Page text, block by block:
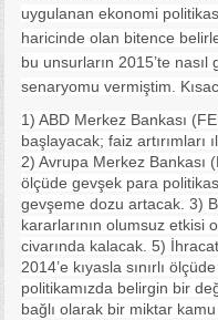
uygulanan ekonomi
haricinde olan bitence
bu unsurların 2015’te
senaryomu vermiştim.
1) ABD Merkez Bankası
başlayacak; faiz artırımları
2) Avrupa Merkez Bankası
ölçüde gevşek para
gevşeme dozu artacak. 3)
kararlarının olumsuz etkisi
civarında kalacak. 5)
2014’e kıyasla sınırlı
politikamızda belirgin bir
bağlı olarak bir miktar